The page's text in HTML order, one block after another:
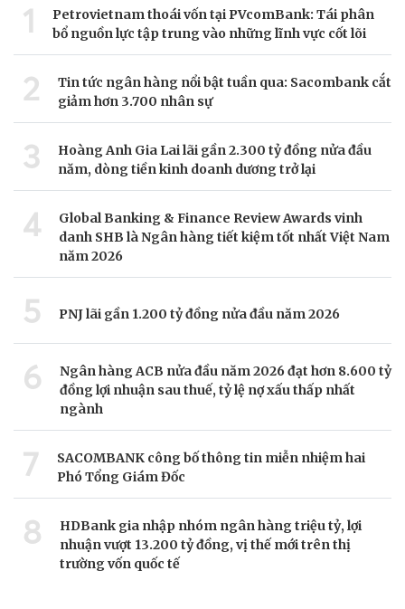
1
Petrovietnam thoái vốn tại PVcomBank: Tái phân
bổ nguồn lực tập trung vào những lĩnh vực cốt lõi
2
Tin tức ngân hàng nổi bật tuần qua: Sacombank cắt
giảm hơn 3.700 nhân sự
3
Hoàng Anh Gia Lai lãi gần 2.300 tỷ đồng nửa đầu
năm, dòng tiền kinh doanh dương trở lại
4
Global Banking & Finance Review Awards vinh
danh SHB là Ngân hàng tiết kiệm tốt nhất Việt Nam
năm 2026
5 PNJ lãi gần 1.200 tỷ đồng nửa đầu năm 2026
6
Ngân hàng ACB nửa đầu năm 2026 đạt hơn 8.600 tỷ
đồng lợi nhuận sau thuế, tỷ lệ nợ xấu thấp nhất
ngành
7
SACOMBANK công bố thông tin miễn nhiệm hai
Phó Tổng Giám Đốc
8
HDBank gia nhập nhóm ngân hàng triệu tỷ, lợi
nhuận vượt 13.200 tỷ đồng, vị thế mới trên thị
trường vốn quốc tế